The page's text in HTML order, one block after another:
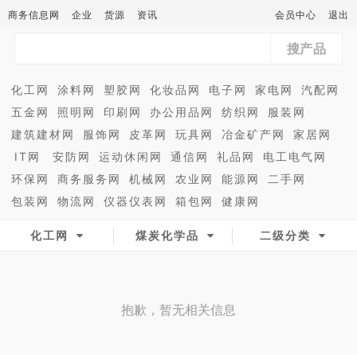
商务信息网 企业 货源 资讯 会员中心 退出
搜产品
化工网 涂料网 塑胶网 化妆品网 电子网 家电网
汽配网
五金网
照明网 印刷网 办公用品网 纺织网
服装网
建筑建材网
服饰网 皮革网 玩具网 冶金矿产网
家居网
IT网
安防网 运动休闲网 通信网 礼品网
电工电气网
环保网
商务服务网 机械网 农业网 能源网
二手网
包装网
物流网 仪器仪表网 箱包网 健康网
化工网 煤炭化学品 二级分类
抱歉，暂无相关信息